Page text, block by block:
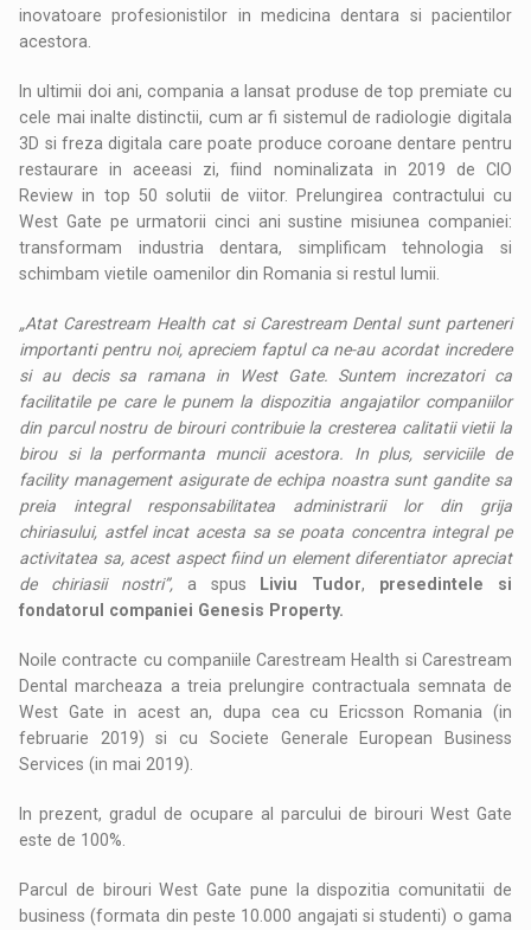
inovatoare profesionistilor in medicina dentara si pacientilor
acestora.
In ultimii doi ani, compania a lansat produse de top premiate cu
cele mai inalte distinctii, cum ar fi sistemul de radiologie digitala
3D si freza digitala care poate produce coroane dentare pentru
restaurare in aceeasi zi, fiind nominalizata in 2019 de CIO
Review in top 50 solutii de viitor. Prelungirea contractului cu
West Gate pe urmatorii cinci ani sustine misiunea companiei:
transformam industria dentara, simplificam tehnologia si
schimbam vietile oamenilor din Romania si restul lumii.
„Atat Carestream Health cat si Carestream Dental sunt parteneri
importanti pentru noi, apreciem faptul ca ne-au acordat incredere
si au decis sa ramana in West Gate. Suntem increzatori ca
facilitatile pe care le punem la dispozitia angajatilor companiilor
din parcul nostru de birouri contribuie la cresterea calitatii vietii la
birou si la performanta muncii acestora. In plus, serviciile de
facility management asigurate de echipa noastra sunt gandite sa
preia integral responsabilitatea administrarii lor din grija
chiriasului, astfel incat acesta sa se poataconcentra integral pe
activitatea sa, acest aspect fiind un element diferentiator apreciat
de chiriasii nostri”, a spus Liviu Tudor, presedintele si
fondatorul companiei Genesis Property.
Noile contracte cu companiile Carestream Health si Carestream
Dental marcheaza a treia prelungire contractuala semnata de
West Gate in acest an, dupa cea cu Ericsson Romania (in
februarie 2019) si cu Societe Generale European Business
Services (in mai 2019).
In prezent, gradul de ocupare al parcului de birouri West Gate
este de 100%.
Parcul de birouri West Gate pune la dispozitia comunitatii de
business (formata din peste 10.000 angajati si studenti) o gama